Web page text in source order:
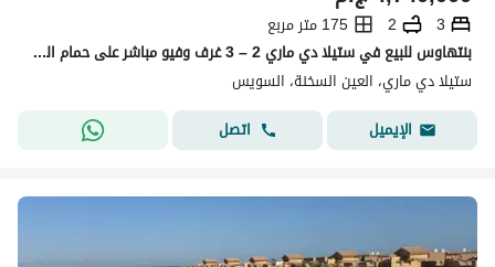
3
2
175 متر مربع
بنتهاوس للبيع في ستيلا دي ماري 2 – 3 غرف وفيو مباشر على حمام السباحة
ستيلا دي ماري، العين السخنة، السويس
الإيميل
اتصل